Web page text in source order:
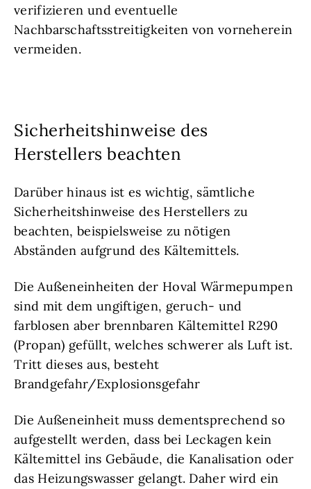
verifizieren und eventuelle
Nachbarschaftsstreitigkeiten von vorneherein
vermeiden.
Sicherheitshinweise des
Herstellers beachten
Darüber hinaus ist es wichtig, sämtliche
Sicherheitshinweise des Herstellers zu
beachten, beispielsweise zu nötigen
Abständen aufgrund des Kältemittels.
Die Außeneinheiten der Hoval Wärmepumpen
sind mit dem ungiftigen, geruch- und
farblosen aber brennbaren Kältemittel R290
(Propan) gefüllt, welches schwerer als Luft ist.
Tritt dieses aus, besteht
Brandgefahr/Explosionsgefahr
Die Außeneinheit muss dementsprechend so
aufgestellt werden, dass bei Leckagen kein
Kältemittel ins Gebäude, die Kanalisation oder
das Heizungswasser gelangt. Daher wird ein